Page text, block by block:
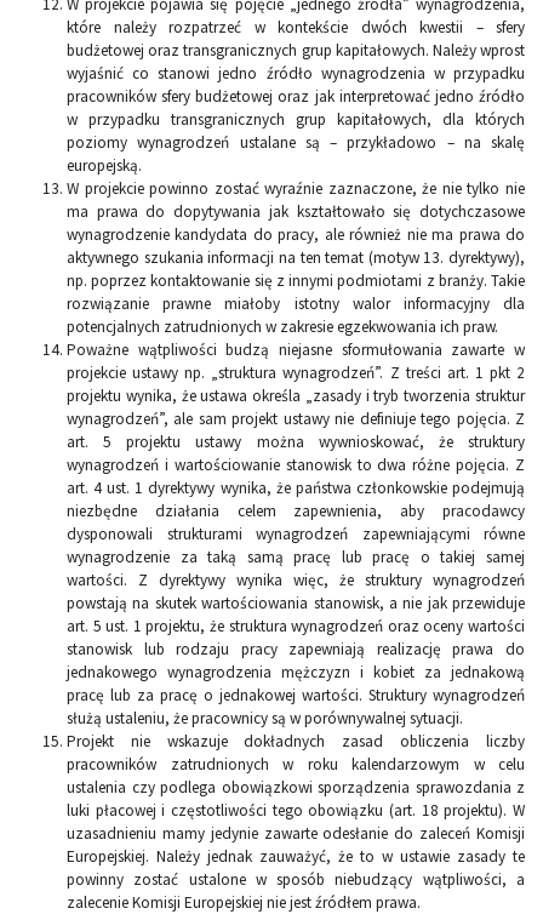
W projekcie pojawia się pojęcie „jednego źródła” wynagrodzenia,
które należy rozpatrzeć w kontekście dwóch kwestii – sfery
budżetowej oraz transgranicznych grup kapitałowych. Należy wprost
wyjaśnić co stanowi jedno źródło wynagrodzenia w przypadku
pracowników sfery budżetowej oraz jak interpretować jedno źródło
w przypadku transgranicznych grup kapitałowych, dla których
poziomy wynagrodzeń ustalane są – przykładowo – na skalę
europejską.
W projekcie powinno zostać wyraźnie zaznaczone, że nie tylko nie
ma prawa do dopytywania jak kształtowało się dotychczasowe
wynagrodzenie kandydata do pracy, ale również nie ma prawa do
aktywnego szukania informacji na ten temat (motyw 13. dyrektywy),
np. poprzez kontaktowanie się z innymi podmiotami z branży. Takie
rozwiązanie prawne miałoby istotny walor informacyjny dla
potencjalnych zatrudnionych w zakresie egzekwowania ich praw.
Poważne wątpliwości budzą niejasne sformułowania zawarte w
projekcie ustawy np. „struktura wynagrodzeń”. Z treści art. 1 pkt 2
projektu wynika, że ustawa określa „zasady i tryb tworzenia struktur
wynagrodzeń”, ale sam projekt ustawy nie definiuje tego pojęcia. Z
art. 5 projektu ustawy można wywnioskować, że struktury
wynagrodzeń i wartościowanie stanowisk to dwa różne pojęcia. Z
art. 4 ust. 1 dyrektywy wynika, że państwa członkowskie podejmują
niezbędne działania celem zapewnienia, aby pracodawcy
dysponowali strukturami wynagrodzeń zapewniającymi równe
wynagrodzenie za taką samą pracę lub pracę o takiej samej
wartości. Z dyrektywy wynika więc, że struktury wynagrodzeń
powstają na skutek wartościowania stanowisk, a nie jak przewiduje
art. 5 ust. 1 projektu, że struktura wynagrodzeń oraz oceny wartości
stanowisk lub rodzaju pracy zapewniają realizację prawa do
jednakowego wynagrodzenia mężczyzn i kobiet za jednakową
pracę lub za pracę o jednakowej wartości. Struktury wynagrodzeń
służą ustaleniu, że pracownicy są w porównywalnej sytuacji.
Projekt nie wskazuje dokładnych zasad obliczenia liczby
pracowników zatrudnionych w roku kalendarzowym w celu
ustalenia czy podlega obowiązkowi sporządzenia sprawozdania z
luki płacowej i częstotliwości tego obowiązku (art. 18 projektu). W
uzasadnieniu mamy jedynie zawarte odesłanie do zaleceń Komisji
Europejskiej. Należy jednak zauważyć, że to w ustawie zasady te
powinny zostać ustalone w sposób niebudzący wątpliwości, a
zalecenie Komisji Europejskiej nie jest źródłem prawa.